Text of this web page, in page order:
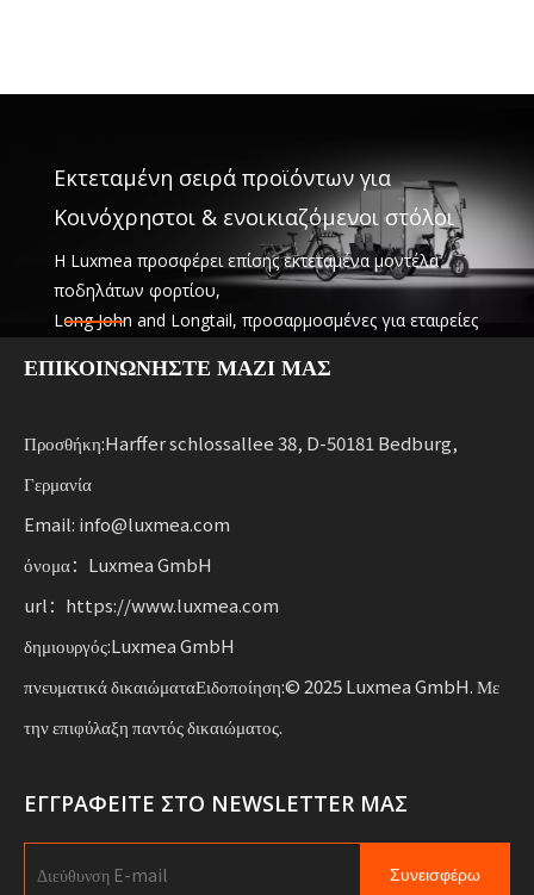
Εκτεταμένη σειρά προϊόντων για
Κοινόχρηστοι & ενοικιαζόμενοι στόλοι
Η Luxmea προσφέρει επίσης εκτεταμένα μοντέλα
ποδηλάτων φορτίου,
Long John and Longtail, προσαρμοσμένες για εταιρείες
κοινή χρήση υπηρεσιών και στόλων ενοικίασης. Αυτές
με ευελιξία για επιχειρήσεις που κλιμακώνουν τη
ΕΠΙΚΟΙΝΩΝΗΣΤΕ ΜΑΖΙ ΜΑΣ
Προσθήκη:Harffer schlossallee 38, D-50181 Bedburg,
Γερμανία
Email: info@luxmea.com
όνομα：Luxmea GmbH
url：https://www.luxmea.com
δημιουργός:Luxmea GmbH
πνευματικά δικαιώματαΕιδοποίηση:© 2025 Luxmea GmbH. Με
την επιφύλαξη παντός δικαιώματος.
ΕΓΓΡΑΦΕΙΤΕ ΣΤΟ NEWSLETTER ΜΑΣ
Συνεισφέρω